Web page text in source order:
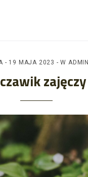
- 19 MAJA 2023 - W ADMIN
zajęczy